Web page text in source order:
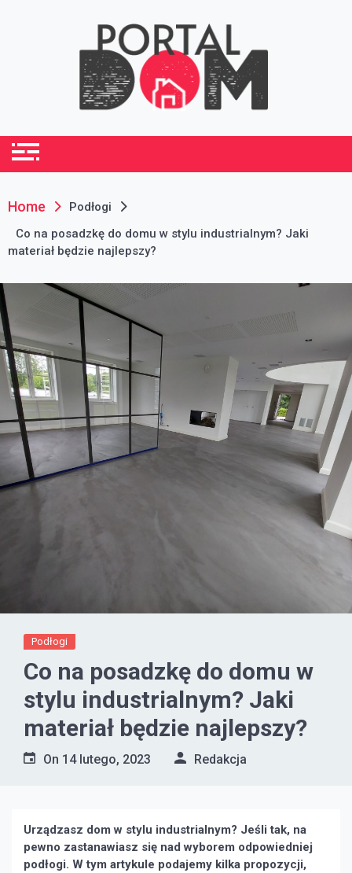
portaldom.com.pl
Home
Podłogi
Co na posadzkę do domu w stylu industrialnym? Jaki
materiał będzie najlepszy?
Podłogi
Co na posadzkę do domu w
stylu industrialnym? Jaki
materiał będzie najlepszy?
On 14 lutego, 2023 Redakcja
Urządzasz dom w stylu industrialnym? Jeśli tak, na
pewno zastanawiasz się nad wyborem odpowiedniej
podłogi. W tym artykule podajemy kilka propozycji,